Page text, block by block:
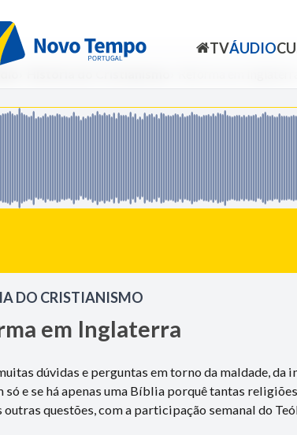
TVÁUDIO
DO CRISTIANISMO
em Inglaterra
dúvidas e perguntas em torno da maldade, da
só e se há apenas uma Bíblia porquê tantas
outras questões, com a participação semanal do